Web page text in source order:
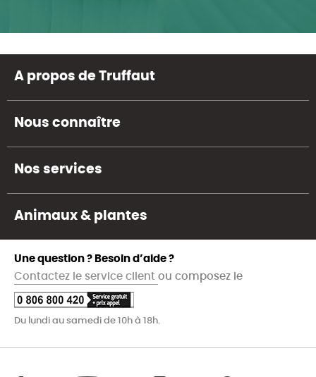
A propos de Truffaut
Nous connaître
Nos services
Animaux & plantes
Une question ? Besoin d’aide ?
Contactez le service client ou composez le
Du lundi au samedi de 10h à 18h.